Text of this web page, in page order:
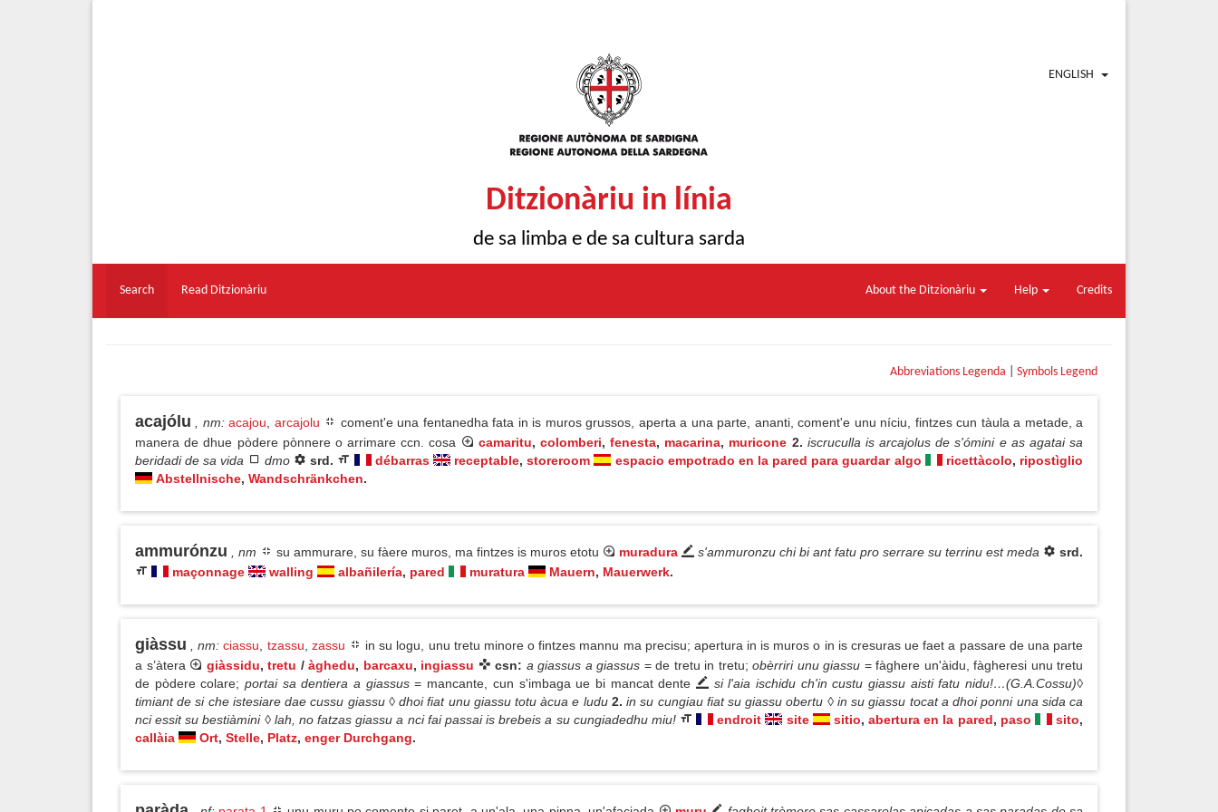
ENGLISH
Ditzionàriu in línia
de sa limba e de sa cultura sarda
Search Read Ditzionàriu About the Ditzionàriu Help Credits
Abbreviations Legenda Symbols Legend
acajólu , nm: acajou arcajolu
coment'e una fentanedha fata in is muros grussos, aperta a una parte, ananti, coment'e unu níciu, fintzes cun tàula a metade, a
manera de dhue pòdere pònnere o arrimare ccn. cosa
camaritu, colomberi,fenesta, macarina, muricone 2. iscruculla is arcajolus de s'ómini e as agatai sa
beridadi de sa vida
dmo srd. débarras receptable, storeroom espacio empotrado en la pared para guardar algo ricettàcolo, ripostìglio
Abstellnische, Wandschränkchen.
ammurónzu , nm su ammurare, su fàere muros, ma fintzes is muros etotu muradura s'ammuronzu chi bi ant fatu pro serrare su terrinu est meda
srd.
maçonnage
walling albañilería, pared muratura Mauern, Mauerwerk.
giàssu , nm: ciassu tzassu zassu
in su logu, unu tretu minore o fintzes mannu ma precisu; apertura in is muros o in is cresuras ue faet a passare de una parte
a s’àtera
giàssidu, tretu / àghedu, barcaxu, ingiassu csn: a giassus a giassus = de tretu in tretu; obèrriri unu giassu = fàghere un'àidu, fàgheresi unu tretu
de pòdere colare; portai sa dentiera a giassus= mancante, cun s'imbaga ue bi mancat dente
si l'aia ischidu ch'in custu giassu aisti fatu nidu!…(G.A.Cossu)◊
timiant de si che istesiare dae cussu giassu ◊ dhoi fiat unu giassu totu àcua e ludu 2.in su cungiau fiat su giassu obertu ◊ in su giassu tocat a dhoi ponni una sida ca
nci essit su bestiàmini ◊ lah, no fatzas giassu a nci fai passai is brebeis a su cungiadedhu miu!
endroit site sitio, abertura en la pared, paso sito,
callàia
Ort, Stelle, Platz, enger Durchgang.